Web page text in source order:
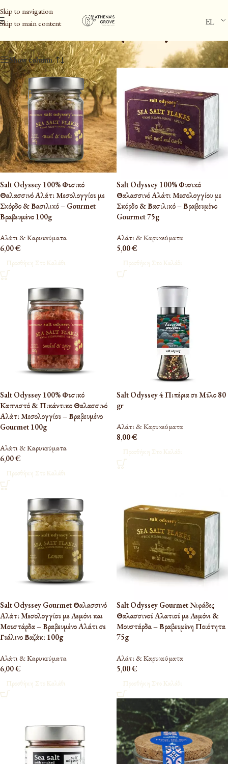
Skip to navigation
Skip to main content
EL
Αλάτι & Καρυκεύματα
Show column
Salt Odyssey 100% Φυσικό
Θαλασσινό Αλάτι Μεσολογγίου με
Σκόρδο & Βασιλικό – Gourmet
Βραβευμένο 100g
Αλάτι & Καρυκεύματα
6,00€
Προσθήκη Στο Καλάθι
Salt Odyssey 100% Φυσικό
Θαλασσινό Αλάτι Μεσολογγίου με
Σκόρδο & Βασιλικό – Βραβευμένο
Gourmet 75g
Αλάτι & Καρυκεύματα
5,00€
Προσθήκη Στο Καλάθι
Salt Odyssey 100% Φυσικό
Καπνιστό & Πικάντικο Θαλασσινό
Αλάτι Μεσολογγίου – Βραβευμένο
Gourmet 100g
Αλάτι & Καρυκεύματα
6,00€
Προσθήκη Στο Καλάθι
Salt Odyssey 4 Πιπέρια σε Μύλο 80
gr
Αλάτι & Καρυκεύματα
8,00€
Προσθήκη Στο Καλάθι
Salt Odyssey Gourmet Θαλασσινό
Αλάτι Μεσολογγίου με Λεμόνι και
Μουστάρδα – Βραβευμένο Αλάτι σε
Γυάλινο Βαζάκι 100g
Αλάτι & Καρυκεύματα
6,00€
Προσθήκη Στο Καλάθι
Salt Odyssey Gourmet Νιφάδες
Θαλασσινού Αλατιού με Λεμόνι &
Μουστάρδα – Βραβευμένη Ποιότητα
75g
Αλάτι & Καρυκεύματα
5,00€
Προσθήκη Στο Καλάθι